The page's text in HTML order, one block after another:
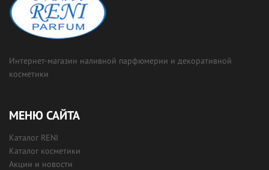
Интернет-магазин наливной парфюмерии и декоративной
косметики
МЕНЮ САЙТА
Каталог RENI
Каталог косметики
Акции и новости